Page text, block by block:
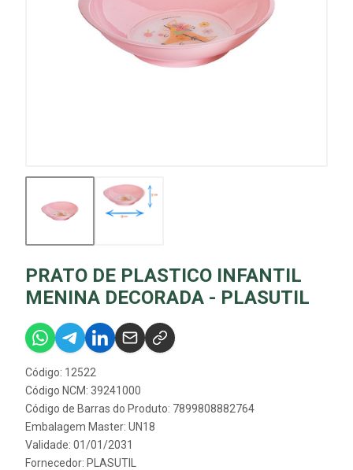
PRATO DE PLASTICO INFANTIL
MENINA DECORADA - PLASUTIL
Código: 12522
Código NCM: 39241000
Código de Barras do Produto: 7899808882764
Embalagem Master: UN18
Validade: 01/01/2031
Fornecedor: PLASUTIL